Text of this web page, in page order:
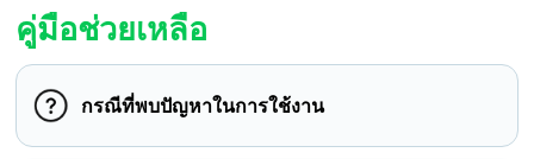
คู่มือช่วยเหลือ
กรณีที่พบปัญหาในการใช้งาน